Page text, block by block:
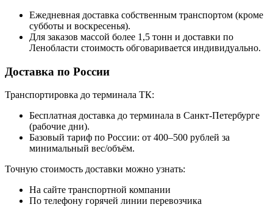
Ежедневная доставка собственным транспортом (кроме
субботы и воскресенья).
Для заказов массой более 1,5 тонн и доставки по
Ленобласти стоимость обговаривается индивидуально.
Доставка по России
Транспортировка до терминала ТК:
Бесплатная доставка до терминала в Санкт-Петербурге
(рабочие дни).
Базовый тариф по России: от 400–500 рублей за
минимальный вес/объём.
Точную стоимость доставки можно узнать:
На сайте транспортной компании
По телефону горячей линии перевозчика